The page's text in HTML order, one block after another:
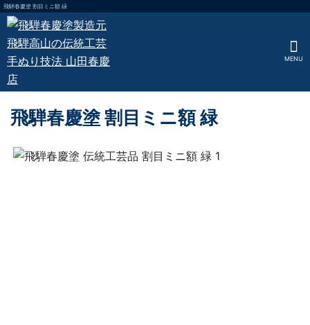
飛騨春慶塗 割目ミニ額 緑
MENU
飛騨春慶塗 割目ミニ額 緑